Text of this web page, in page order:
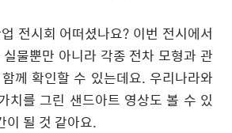
전시회 어떠셨나요? 이번 전시에서
실물뿐만 아니라 각종 전차 모형과 관
께 확인할 수 있는데요. 우리나라와
치를 그린 샌드아트 영상도 볼 수 있
이 될 것 같아요.